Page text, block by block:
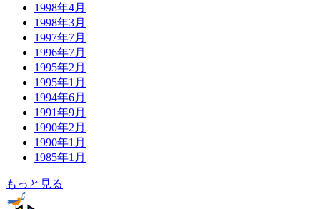
1998年4月
1998年3月
1997年7月
1996年7月
1995年2月
1995年1月
1994年6月
1991年9月
1990年2月
1990年1月
1985年1月
もっと見る